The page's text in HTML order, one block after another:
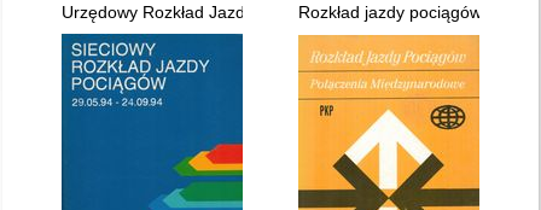
Urzędowy Rozkład Jazdy ważny 5.X.1952 - 16.V.1953r
Rozkład jazdy pociągów